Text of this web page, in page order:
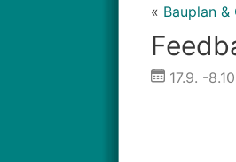
« Bauplan &
17.9. -